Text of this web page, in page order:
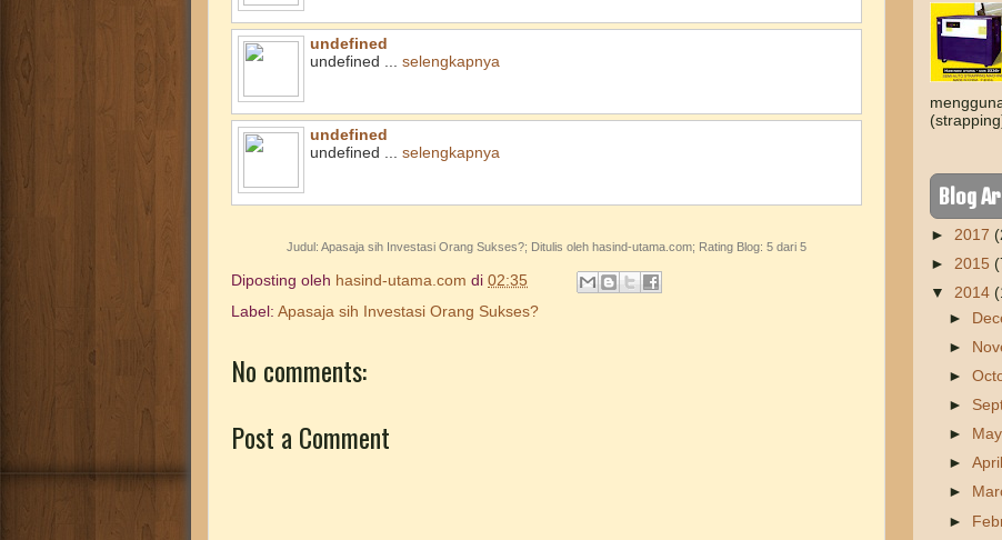
undefined
undefined ... selengkapnya
undefined
undefined ... selengkapnya
Judul: Apasaja sih Investasi Orang Sukses?; Ditulis oleh hasind-utama.com; Rating Blog: 5 dari 5
Diposting oleh hasind-utama.com di 02:35
Label: Apasaja sih Investasi Orang Sukses?
No comments:
Post a Comment
Blog
► 2017
► 2015
▼
2014
►
►
►
►
►
May
►April
►
►